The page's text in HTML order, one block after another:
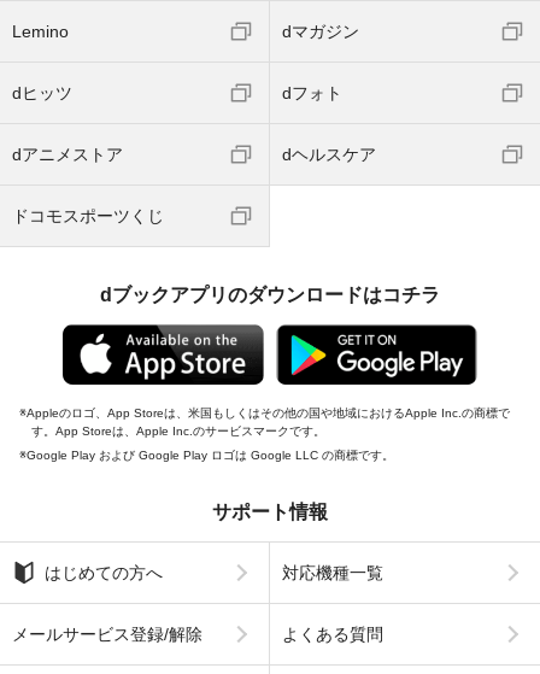
Lemino dマガジン
dヒッツ dフォト
dアニメストア dヘルスケア
ドコモスポーツくじ
dブックアプリのダウンロードはコチラ
Appleのロゴ、App Storeは、米国もしくはその他の国や地域におけるApple Inc.の商標で
す。App Storeは、Apple Inc.のサービスマークです。
Google Play および Google Play ロゴは Google LLC の商標です。
サポート情報
はじめての方へ 対応機種一覧
メールサービス登録/解除 よくある質問